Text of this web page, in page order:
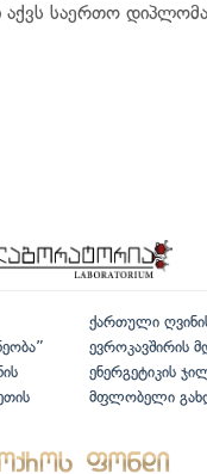
აქვს საერთო
ქართული
ევროკავშირის
ენერგეტიკის
მფლობელი